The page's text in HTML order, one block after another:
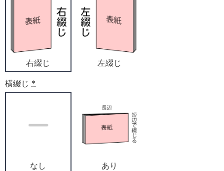
右綴じ 左綴じ
横綴じ *
なし あり